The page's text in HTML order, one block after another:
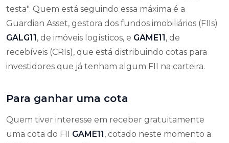
testa". Quem está seguindo essa máxima é a
Guardian Asset, gestora dos fundos imobiliários (FIIs)
GALG11, de imóveis logísticos, e GAME11, de
recebíveis (CRIs), que está distribuindo cotas para
investidores que já tenham algum FII na carteira.
Para ganhar uma cota
Quem tiver interesse em receber gratuitamente
uma cota do FII GAME11, cotado neste momento a